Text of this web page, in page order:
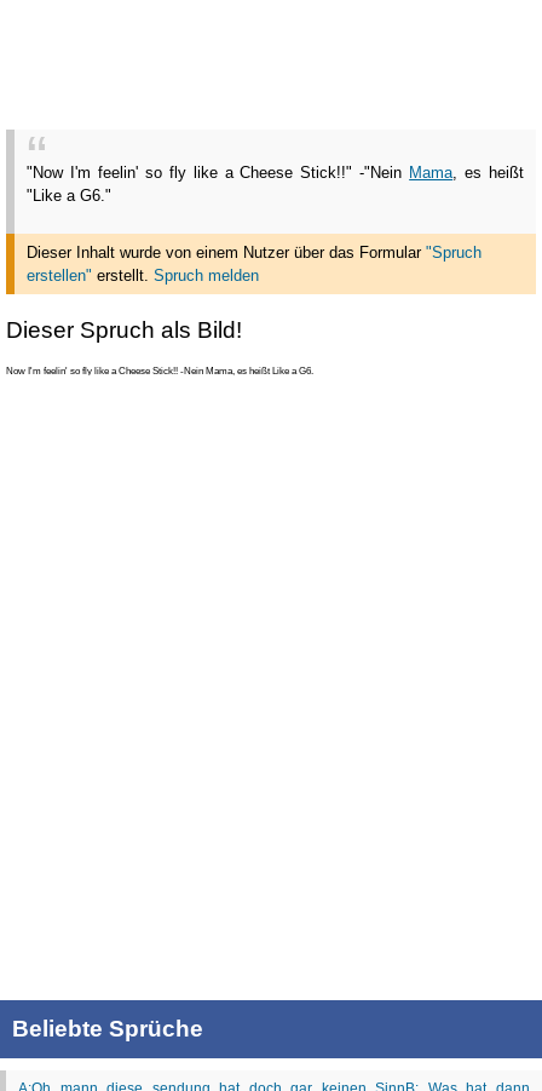
"Now I'm feelin' so fly like a Cheese Stick!!" -"Nein Mama, es heißt
"Like a G6."
Dieser Inhalt wurde von einem Nutzer über das Formular "Spruch
erstellen" erstellt. Spruch melden
Dieser Spruch als Bild!
Now I'm feelin' so fly like a Cheese Stick!! -Nein Mama, es heißt Like a G6.
Beliebte Sprüche